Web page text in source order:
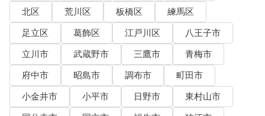
北区
荒川区 板橋区
練馬区
足立区
葛飾区 江戸川区
八王子市
立川市
武蔵野市 三鷹市
青梅市
府中市
昭島市 調布市
町田市
小金井市
小平市 日野市
東村山市